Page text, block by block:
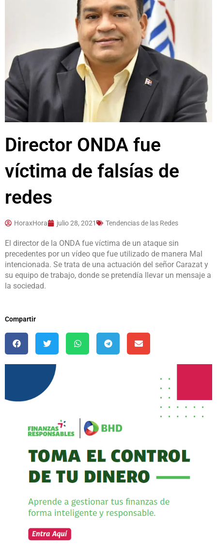
Director ONDA fue
víctima de falsías de
redes
HoraxHora julio 28, 2021 Tendencias de las Redes
El director de la ONDA fue víctima de un ataque sin
precedentes por un vídeo que fue utilizado de manera Mal
intencionada. Se trata de una actuación del señor Carazat y
su equipo de trabajo, donde se pretendía llevar un mensaje a
la sociedad.
Compartir